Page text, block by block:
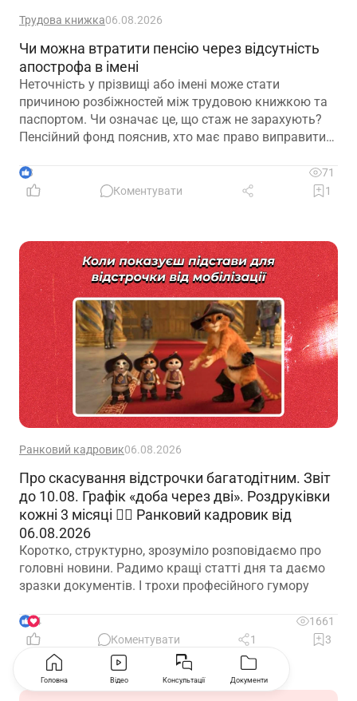
Трудова книжка06.08.2026
Чи можна втратити пенсію через відсутність
апострофа в імені
Неточність у прізвищі або імені може стати
причиною розбіжностей між трудовою книжкою та
паспортом. Чи означає це, що стаж не зарахують?
Пенсійний фонд пояснив, хто має право виправити
підставі яких документів це робиться та чому не
варто відкладати внесення змін до моменту
3
71
Коментувати
1
Ранковий кадровик06.08.2026
Про скасування відстрочки багатодітним. Звіт
до 10.08. Графік «доба через дві». Роздруківки
кожні 3 місяці 🙋‍♀️ Ранковий кадровик від
06.08.2026
Коротко, структурно, зрозуміло розповідаємо про
головні новини. Радимо кращі статті дня та даємо
зразки документів. І трохи професійного гумору
4
1661
Коментувати
1 3
Головна Відео Консультації Документи